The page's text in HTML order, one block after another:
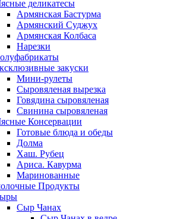
деликатесы
Армянская Бастурма
Армянский Суджух
Армянская Колбаса
Нарезки
закуски
Мини-рулеты
Сыровяленая вырезка
Говядина сыровяленая
Свинина сыровяленая
Консервации
Готовые блюда и обеды
Долма
Хаш. Рубец
Ариса. Кавурма
Маринованные
Продукты
Сыр Чанах